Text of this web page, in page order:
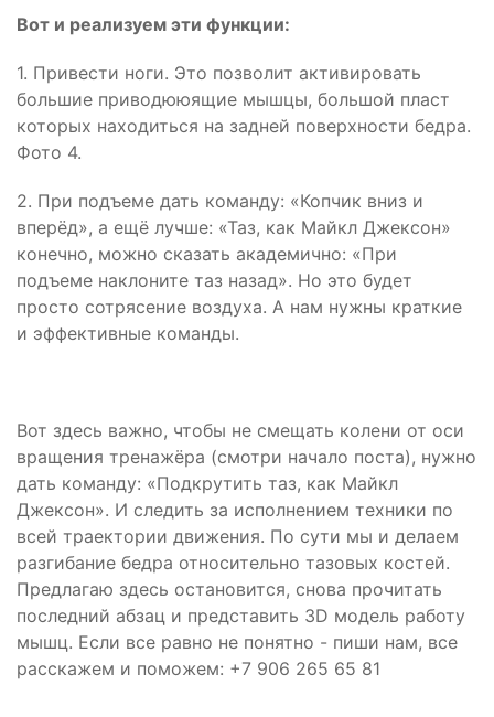
Вот и реализуем эти функции:
1. Привести ноги. Это позволит активировать
большие приводююящие мышцы, большой пласт
которых находиться на задней поверхности бедра.
Фото 4.
2. При подъеме дать команду: «Копчик вниз и
вперёд», а ещё лучше: «Таз, как Майкл Джексон»
конечно, можно сказать академично: «При
подъеме наклоните таз назад». Но это будет
просто сотрясение воздуха. А нам нужны краткие
и эффективные команды.
Вот здесь важно, чтобы не смещать колени от оси
вращения тренажёра (смотри начало поста), нужно
дать команду: «Подкрутить таз, как Майкл
Джексон». И следить за исполнением техники по
всей траектории движения. По сути мы и делаем
разгибание бедра относительно тазовых костей.
Предлагаю здесь остановится, снова прочитать
последний абзац и представить 3D модель работу
мышц. Если все равно не понятно - пиши нам, все
расскажем и поможем: +7 906 265 65 81